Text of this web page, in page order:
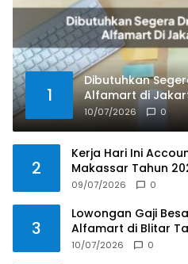
1
Dibutuhkan
Alfamart di
10/07/2026 0
2
Kerja Hari Ini
Makassar Tahun
09/07/2026 0
3
Lowongan Gaji
Alfamart di Blitar
10/07/2026 0